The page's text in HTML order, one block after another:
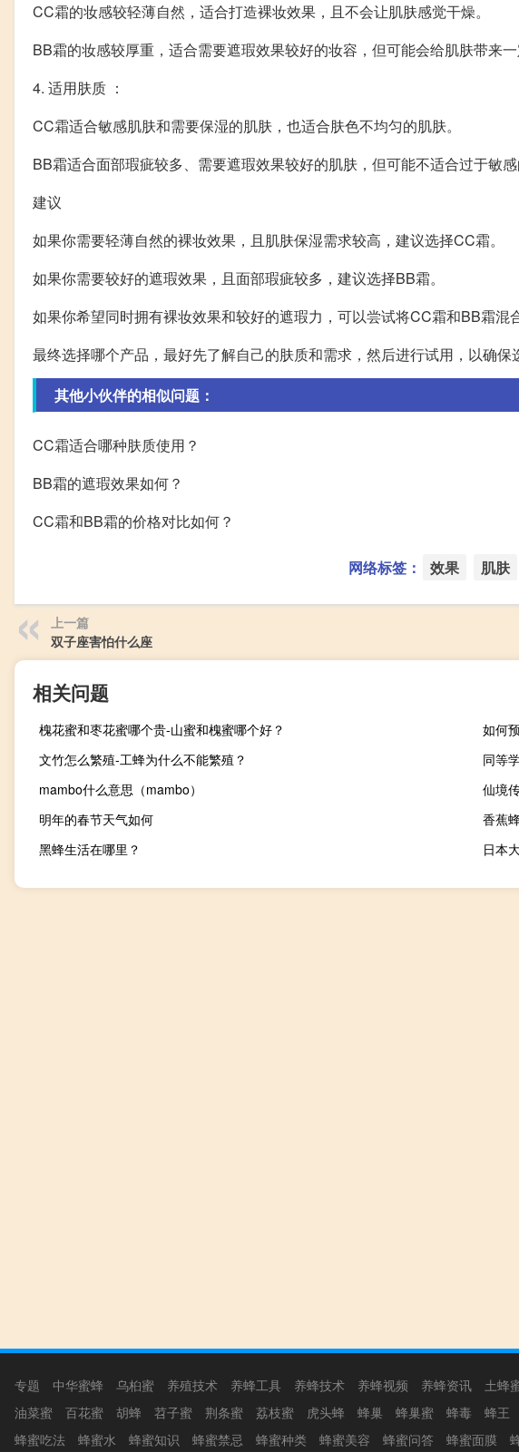
CC霜的妆感较轻薄自然，适合打造裸妆效果，且不会让肌肤感觉干燥。
BB霜的妆感较厚重，适合需要遮瑕效果较好的妆容，但可能会给肌肤带来一
4. 适用肤质 ：
CC霜适合敏感肌肤和需要保湿的肌肤，也适合肤色不均匀的肌肤。
BB霜适合面部瑕疵较多、需要遮瑕效果较好的肌肤，但可能不适合过于敏感
建议
如果你需要轻薄自然的裸妆效果，且肌肤保湿需求较高，建议选择CC霜。
如果你需要较好的遮瑕效果，且面部瑕疵较多，建议选择BB霜。
如果你希望同时拥有裸妆效果和较好的遮瑕力，可以尝试将CC霜和BB霜混
最终选择哪个产品，最好先了解自己的肤质和需求，然后进行试用，以确保
其他小伙伴的相似问题：
CC霜适合哪种肤质使用？
BB霜的遮瑕效果如何？
CC霜和BB霜的价格对比如何？
网络标签： 效果 肌肤
上一篇
双子座害怕什么座
相关问题
槐花蜜和枣花蜜哪个贵-山蜜和槐蜜哪个好？
如何
文竹怎么繁殖-工蜂为什么不能繁殖？
同等
mambo什么意思（mambo）
仙境
明年的春节天气如何
香蕉
黑蜂生活在哪里？
日本
专题 中华蜜蜂 乌桕蜜 养殖技术 养蜂工具 养蜂技术 养蜂视频 养蜂资讯 土蜂
油菜蜜
百花蜜 胡蜂 苕子蜜 荆条蜜 荔枝蜜 虎头蜂 蜂巢 蜂巢蜜 蜂毒 蜂王
蜂蜜吃法
蜂蜜水 蜂蜜知识 蜂蜜禁忌 蜂蜜种类 蜂蜜美容 蜂蜜问答 蜂蜜面膜